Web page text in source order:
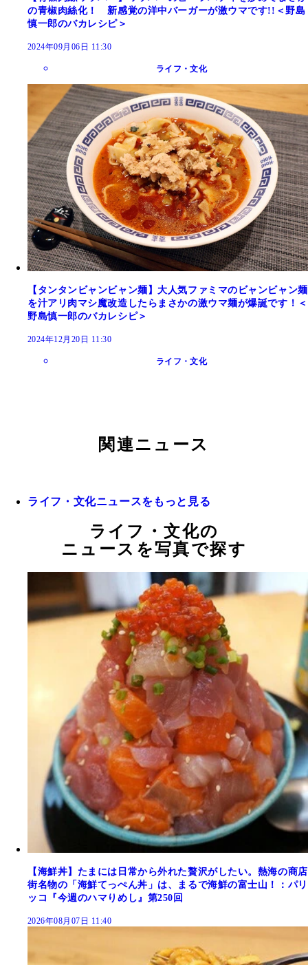
の青椒肉絲化！ 新感覚の洋中バーガーが激ウマです!!＜野島
慎一郎のバカレシピ＞
2024年09月06日 11:30
ライフ・文化
【タンタンビャンビャン麺】大人気ファミマのビャンビャン麺
を汁アリ肉マシ魔改造したらまさかの激ウマ麺が爆誕です！＜
野島慎一郎のバカレシピ＞
2024年12月20日 11:30
ライフ・文化
関連ニュース
ライフ・文化ニュースをもっと見る
ライフ・文化の
ニュースを写真で探す
【海鮮丼】たまには日常から外れた贅沢がしたい。熱海の商店
街名物の「海鮮てっぺん丼」は、まるで海鮮の富士山！：パリ
ッコ『今週のハマりめし』第250回
2026年08月07日 11:40